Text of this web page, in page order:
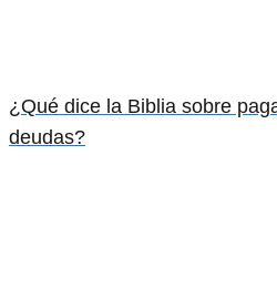
¿Qué dice la Biblia sobre
deudas?